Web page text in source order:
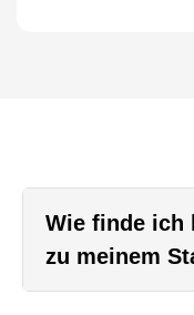
Wie finde ich
zu meinem